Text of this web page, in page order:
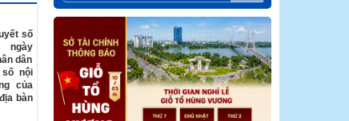
số
ngày
dân
số nội
của
bàn